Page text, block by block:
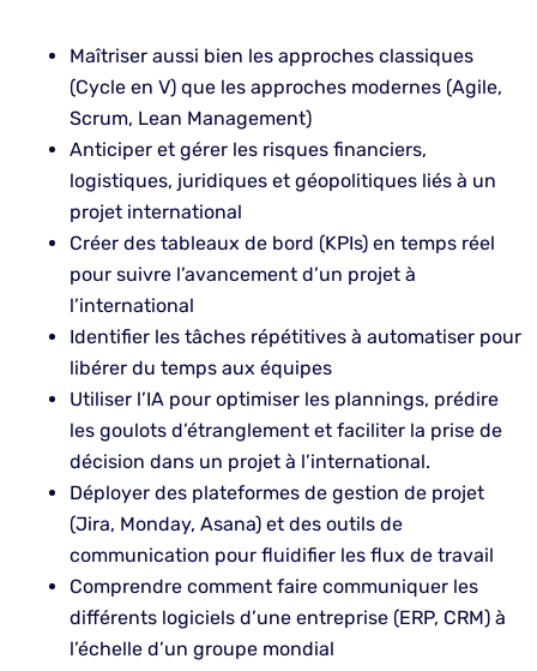
Maîtriser aussi bien les approches classiques
(Cycle en V) que les approches modernes (Agile,
Scrum, Lean Management)
Anticiper et gérer les risques financiers,
logistiques, juridiques et géopolitiques liés à un
projet international
Créer des tableaux de bord (KPIs) en temps réel
pour suivre l’avancement d’un projet à
l’international
Identifier les tâches répétitives à automatiser pour
libérer du temps aux équipes
Utiliser l’IA pour optimiser les plannings, prédire
les goulots d’étranglement et faciliter la prise de
décision dans un projet à l’international.
Déployer des plateformes de gestion de projet
(Jira, Monday, Asana) et des outils de
communication pour fluidifier les flux de travail
Comprendre comment faire communiquer les
différents logiciels d’une entreprise (ERP, CRM) à
l’échelle d’un groupe mondial